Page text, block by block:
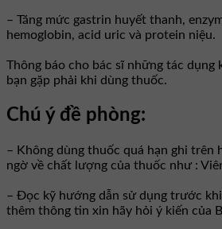
– Tăng mức gastrin huyết thanh,
hemoglobin, acid uric và protein niệu.
Thông báo cho bác sĩ những tác dụng
bạn gặp phải khi dùng thuốc.
Chú ý đề phòng:
– Không dùng thuốc quá hạn ghi trên
ngờ về chất lượng của thuốc như :
– Đọc kỹ hướng dẫn sử dụng trước
thêm thông tin xin hãy hỏi ý kiến của